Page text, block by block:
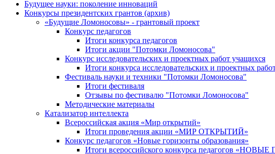
Будущее науки: поколение инноваций
Конкурсы президентских грантов (архив)
«Будущие Ломоносовы» - грантовый проект
Конкурс педагогов
Итоги конкурса педагогов
Итоги акции "Потомки Ломоносова"
Конкурс исследовательских и проектных работ учащихся
Итоги конкурса исследовательских и проектных
Фестиваль науки и техники "Потомки Ломоносова"
Итоги фестиваля
Отзывы по фестивалю "Потомки Ломоносова"
Методические материалы
Катализатор интеллекта
Всероссийская акция «Мир открытий»
Итоги проведения акции «МИР ОТКРЫТИЙ»
Конкурс педагогов «Новые горизонты образования»
Итоги всероссийского конкурса педагогов